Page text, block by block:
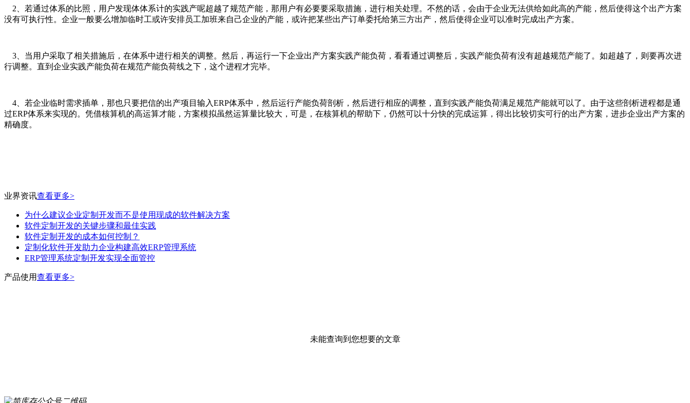
2、若通过体系的比照，用户发现体体系计的实践产呢超越了规范产能，那用户有必要要采取措施，进行相关处理。不然的话，会由于企业无法供给如此高的产能，然后使得这个出产方案
没有可执行性。企业一般要么增加临时工或许安排员工加班来自己企业的产能，或许把某些出产订单委托给第三方出产，然后使得企业可以准时完成出产方案。
3、当用户采取了相关措施后，在体系中进行相关的调整。然后，再运行一下企业出产方案实践产能负荷，看看通过调整后，实践产能负荷有没有超越规范产能了。如超越了，则要再次进
行调整。直到企业实践产能负荷在规范产能负荷线之下，这个进程才完毕。
4、若企业临时需求插单，那也只要把信的出产项目输入ERP体系中，然后运行产能负荷剖析，然后进行相应的调整，直到实践产能负荷满足规范产能就可以了。由于这些剖析进程都是通
过ERP体系来实现的。凭借核算机的高运算才能，方案模拟虽然运算量比较大，可是，在核算机的帮助下，仍然可以十分快的完成运算，得出比较切实可行的出产方案，进步企业出产方案的
精确度。
业界资讯查看更多>
为什么建议企业定制开发而不是使用现成的软件解决方案
软件定制开发的关键步骤和最佳实践
软件定制开发的成本如何控制？
定制化软件开发助力企业构建高效ERP管理系统
ERP管理系统定制开发实现全面管控
产品使用查看更多>
未能查询到您想要的文章